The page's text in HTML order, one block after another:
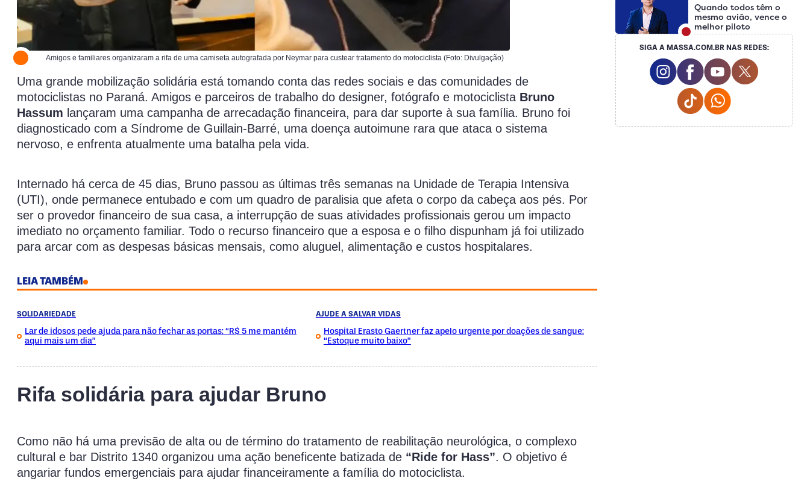
Amigos e familiares organizaram a rifa de uma camiseta autografada por Neymar para custear tratamento do motociclista (Foto: Divulgação)
Uma grande mobilização solidária está tomando conta das redes sociais e das comunidades de
motociclistas no Paraná. Amigos e parceiros de trabalho do designer, fotógrafo e motociclista Bruno
Hassum lançaram uma campanha de arrecadação financeira, para dar suporte à sua família. Bruno foi
diagnosticado com a Síndrome de Guillain-Barré, uma doença autoimune rara que ataca o sistema
nervoso, e enfrenta atualmente uma batalha pela vida.
Internado há cerca de 45 dias, Bruno passou as últimas três semanas na Unidade de Terapia Intensiva
(UTI), onde permanece entubado e com um quadro de paralisia que afeta o corpo da cabeça aos pés. Por
ser o provedor financeiro de sua casa, a interrupção de suas atividades profissionais gerou um impacto
imediato no orçamento familiar. Todo o recurso financeiro que a esposa e o filho dispunham já foi utilizado
para arcar com as despesas básicas mensais, como aluguel, alimentação e custos hospitalares.
LEIA TAMBÉM
SOLIDARIEDADE
Lar de idosos pede ajuda para não fechar as portas: “R$ 5 me mantém
aqui mais um dia”
AJUDE A SALVAR VIDAS
Hospital Erasto Gaertner faz apelo urgente por doações de sangue:
“Estoque muito baixo”
Rifa solidária para ajudar Bruno
Como não há uma previsão de alta ou de término do tratamento de reabilitação neurológica, o complexo
cultural e bar Distrito 1340 organizou uma ação beneficente batizada de “Ride for Hass”. O objetivo é
angariar fundos emergenciais para ajudar financeiramente a família do motociclista.
Quando todos têm o
mesmo avião, vence o
melhor piloto
SIGA A MASSA.COM.BR NAS REDES:
Instagram Social Media
Facebook Social Media
Youtube Social
Twitter
Tiktok Social Media
Whatsapp Social